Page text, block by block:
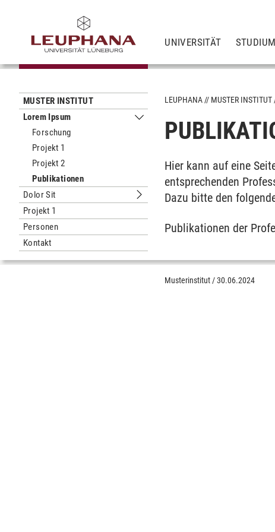
UNIVERSITÄT
MUSTER INSTITUT
Lorem Ipsum
Untermenu Lorem Ipsum
Forschung
Projekt 1
Projekt 2
Publikationen
Dolor Sit
Untermenu Dolor Sit
Projekt 1
Personen
Kontakt
LEUPHANA MUSTER INSTITUT
Hier kann auf eine
entsprechenden
Dazu bitte den
Publikationen der
Musterinstitut /30.06.2024